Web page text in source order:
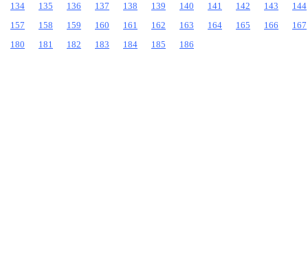
134
135 136 137 138 139 140 141 142 143
144
157
158 159 160 161 162 163 164 165 166
167
180
181 182 183 184 185 186